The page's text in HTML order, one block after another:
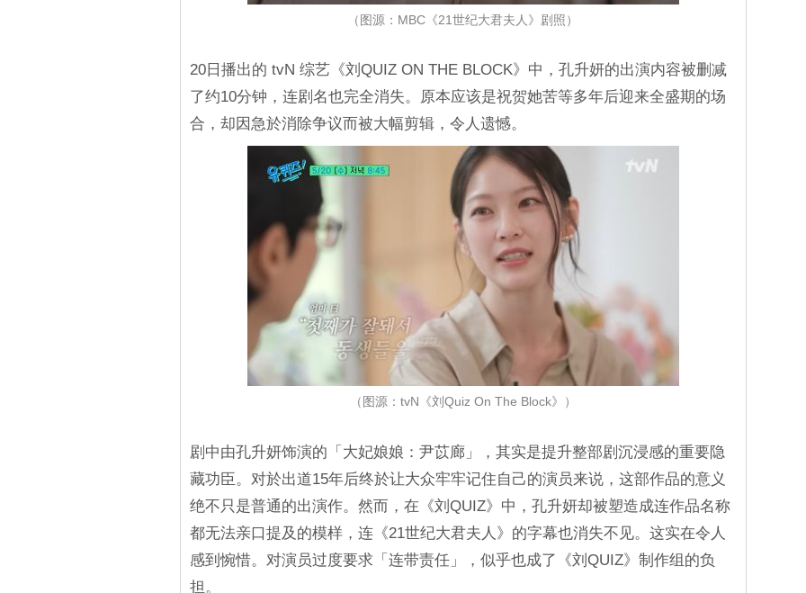
（图源：MBC《21世纪大君夫人》剧照）
20日播出的 tvN 综艺《刘QUIZ ON THE BLOCK》中，孔升妍的出演内容被删减
了约10分钟，连剧名也完全消失。原本应该是祝贺她苦等多年后迎来全盛期的场
合，却因急於消除争议而被大幅剪辑，令人遗憾。
（图源：tvN《刘Quiz On The Block》）
剧中由孔升妍饰演的「大妃娘娘：尹苡廊」，其实是提升整部剧沉浸感的重要隐
藏功臣。对於出道15年后终於让大众牢牢记住自己的演员来说，这部作品的意义
绝不只是普通的出演作。然而，在《刘QUIZ》中，孔升妍却被塑造成连作品名称
都无法亲口提及的模样，连《21世纪大君夫人》的字幕也消失不见。这实在令人
感到惋惜。对演员过度要求「连带责任」，似乎也成了《刘QUIZ》制作组的负
担。